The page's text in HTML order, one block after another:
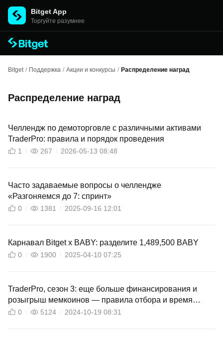
Bitget App
Торгуйте разумнее
Bitget / Поддержка / Акции и конкурсы / Распределение наград
Распределение наград
Челлендж по демоторговле с различными активами
TraderPro: правила и порядок проведения
1 267 2026-05-13 08:48
Часто задаваемые вопросы о челлендже
«Разгоняемся до 7: спринт»
0 1381 2025-09-16 12:01
Карнавал Bitget x BABY: разделите 1,489,500 BABY
0 1900 2025-04-10 07:25
TraderPro, сезон 3: еще больше финансирования и
розыгрыш мемкоинов — правила отбора и время
распределения аккаунтов
0 5124 2024-10-19 08:31